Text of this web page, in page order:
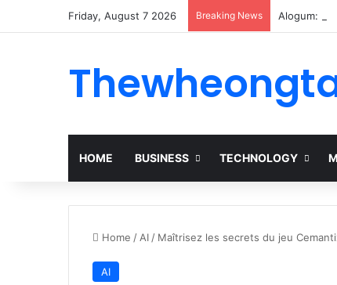
Friday, August 7 2026 Breaking News Alogum:
HOME BUSINESS TECHNOLOGY
Home / AI / Maîtrisez les secrets du jeu
AI